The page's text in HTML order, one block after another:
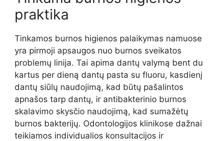
praktika
Tinkamos burnos higienos palaikymas namuose
yra pirmoji apsaugos nuo burnos sveikatos
problemų linija. Tai apima dantų valymą bent du
kartus per dieną dantų pasta su fluoru, kasdienį
dantų siūlų naudojimą, kad būtų pašalintos
apnašos tarp dantų, ir antibakterinio burnos
skalavimo skysčio naudojimą, kad sumažėtų
burnos bakterijų. Odontologijos klinikose dažnai
teikiamos individualios konsultacijos ir